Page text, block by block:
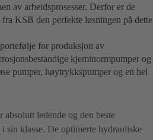
av arbeidsprosesser. Derfor er de
KSB den perfekte løsningen på dette
for produksjon av
kjeminormpumper og
pumper, høytrykkspumper og en hel
absolutt ledende og den beste
sin klasse. De optimerte hydrauliske